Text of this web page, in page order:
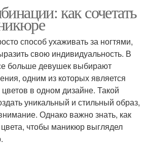
как сочетать
способ ухаживать за ногтями,
свою индивидуальность. В
больше девушек выбирают
одним из которых является
в одном дизайне. Такой
уникальный и стильный образ,
Однако важно знать, как
чтобы маникюр выглядел